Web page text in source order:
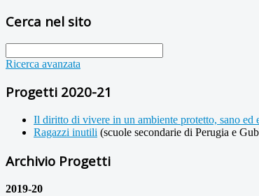
Cerca nel sito
Ricerca avanzata
Progetti 2020-21
Il diritto di vivere in un ambiente protetto, sano ed
Ragazzi inutili (scuole secondarie di Perugia e
Archivio Progetti
2019-20